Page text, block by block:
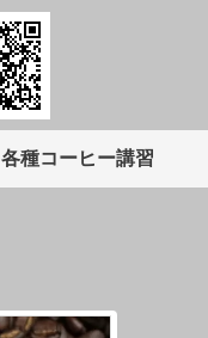
各種コーヒー講習